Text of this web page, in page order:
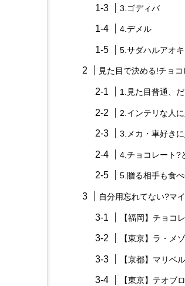
3.ゴディバ
4.デメル
5.サダハルアオキ
見た目で決める!チョ
1.見た目普通、
2.インテリな人
3.メカ・車好き
4.チョコレート?
5.贈る相手も食
自分用忘れてない?マ
【福岡】チョコ
【東京】ラ・メ
【京都】マリベル
【東京】テオブ